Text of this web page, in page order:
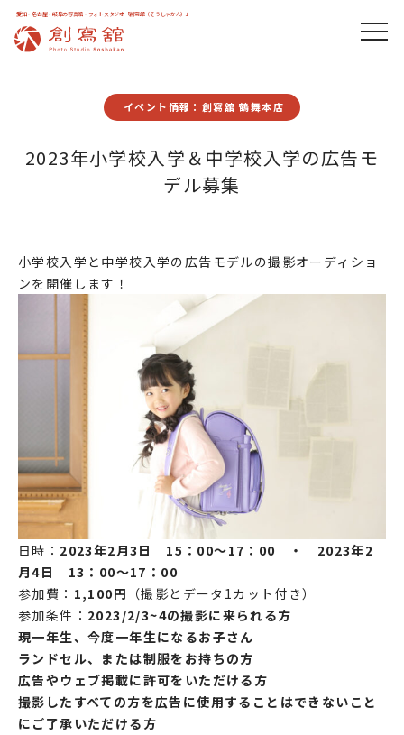
愛知・名古屋・岐阜の写真館・フォトスタジオ「創寫舘（そうしゃかん）」
イベント情報：創寫舘 鶴舞本店
2023年小学校入学＆中学校入学の広告モ
デル募集
小学校入学と中学校入学の広告モデルの撮影オーディショ
ンを開催します！
日時： 2023年2月3日 15：00～17：00 ・ 2023年2
月4日 13：00～17：00
参加費： 1,100円 （撮影とデータ1カット付き）
参加条件： 2023/2/3~4の撮影に来られる方
現一年生、今度一年生になるお子さん
ランドセル、または制服をお持ちの方
広告やウェブ掲載に許可をいただける方
撮影したすべての方を広告に使用することはできないこと
にご了承いただける方